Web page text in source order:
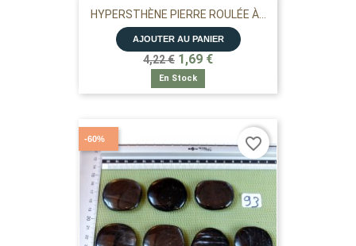
HYPERSTHÈNE PIERRE ROULÉE À...
AJOUTER AU PANIER
4,22 € 1,69 €
En Stock
-60% favorite_border